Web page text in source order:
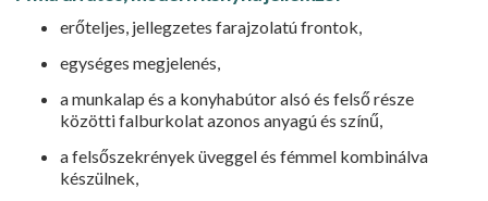
erőteljes, jellegzetes farajzolatú frontok,
egységes megjelenés,
a munkalap és a konyhabútor alsó és felső része
közötti falburkolat azonos anyagú és színű,
a felsőszekrények üveggel és fémmel kombinálva
készülnek,